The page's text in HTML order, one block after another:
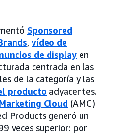
Sponsored
, vídeo de
de display en
centrada en las
de la categoría y las
producto adyacentes.
Cloud (AMC)
Products generó un
veces superior: por